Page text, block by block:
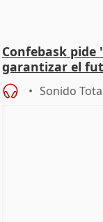
Confebask
garantizar el
Sonido